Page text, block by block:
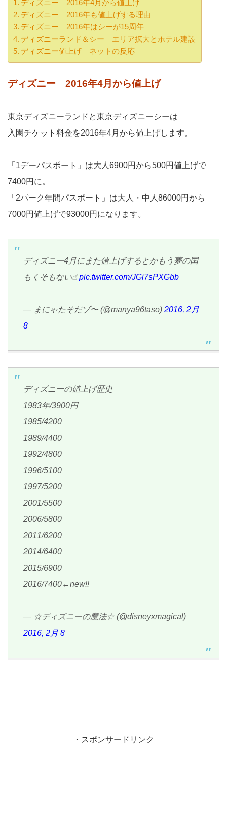
ディズニー 2016年4月から値上げ
ディズニー 2016年も値上げする理由
ディズニー 2016年はシーが15周年
ディズニーランド＆シー エリア拡大とホテル建設
ディズニー値上げ ネットの反応
ディズニー 2016年4月から値上げ
東京ディズニーランドと東京ディズニーシーは
入園チケット料金を2016年4月から値上げします。
「1デーパスポート」は大人6900円から500円値上げで
7400円に。
「2パーク年間パスポート」は大人・中人86000円から
7000円値上げで93000円になります。
ディズニー4月にまた値上げするとかもう夢の国
もくそもない☝︎pic.twitter.com/JGi7sPXGbb
— まにゃたそだゾ〜 (@manya96taso) 2016, 2月
8
ディズニーの値上げ歴史
1983年/3900円
1985/4200
1989/4400
1992/4800
1996/5100
1997/5200
2001/5500
2006/5800
2011/6200
2014/6400
2015/6900
2016/7400←new!!
— ☆ディズニーの魔法☆ (@disneyxmagical)
2016, 2月 8
・スポンサードリンク